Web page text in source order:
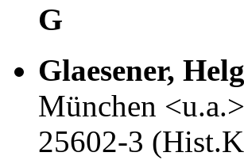
G
Glaesener,
München
25602-3